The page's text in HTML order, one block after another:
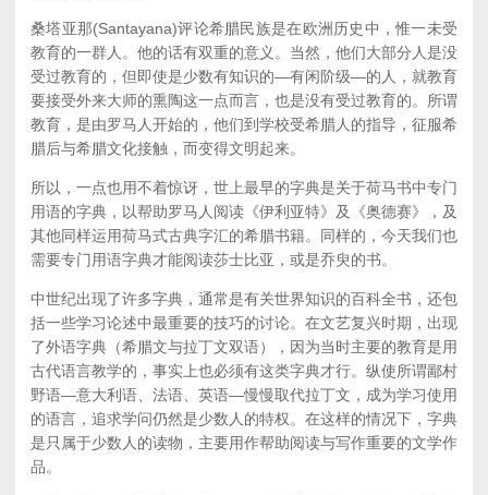
桑塔亚那(Santayana)评论希腊民族是在欧洲历史中，惟一未受
教育的一群人。他的话有双重的意义。当然，他们大部分人是没
受过教育的，但即使是少数有知识的—有闲阶级—的人，就教育
要接受外来大师的熏陶这一点而言，也是没有受过教育的。所谓
教育，是由罗马人开始的，他们到学校受希腊人的指导，征服希
腊后与希腊文化接触，而变得文明起来。
所以，一点也用不着惊讶，世上最早的字典是关于荷马书中专门
用语的字典，以帮助罗马人阅读《伊利亚特》及《奥德赛》，及
其他同样运用荷马式古典字汇的希腊书籍。同样的，今天我们也
需要专门用语字典才能阅读莎士比亚，或是乔臾的书。
中世纪出现了许多字典，通常是有关世界知识的百科全书，还包
括一些学习论述中最重要的技巧的讨论。在文艺复兴时期，出现
了外语字典（希腊文与拉丁文双语），因为当时主要的教育是用
古代语言教学的，事实上也必须有这类字典才行。纵使所谓鄙村
野语—意大利语、法语、英语—慢慢取代拉丁文，成为学习使用
的语言，追求学问仍然是少数人的特权。在这样的情况下，字典
是只属于少数人的读物，主要用作帮助阅读与写作重要的文学作
品。